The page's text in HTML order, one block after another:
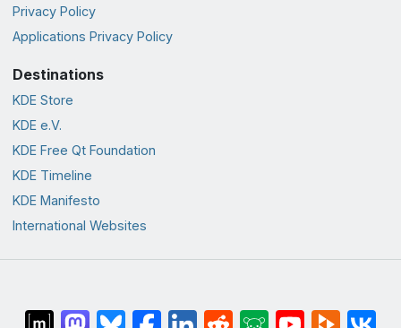
Privacy Policy
Applications Privacy Policy
Destinations
KDE Store
KDE e.V.
KDE Free Qt Foundation
KDE Timeline
KDE Manifesto
International Websites